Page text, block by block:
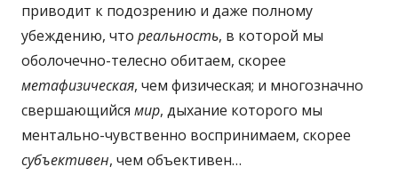
приводит к подозрению и даже полному
убеждению, что реальность, в которой мы
оболочечно-телесно обитаем, скорее
метафизическая, чем физическая; и многозначно
свершающийся мир, дыхание которого мы
ментально-чувственно воспринимаем, скорее
субъективен, чем объективен…